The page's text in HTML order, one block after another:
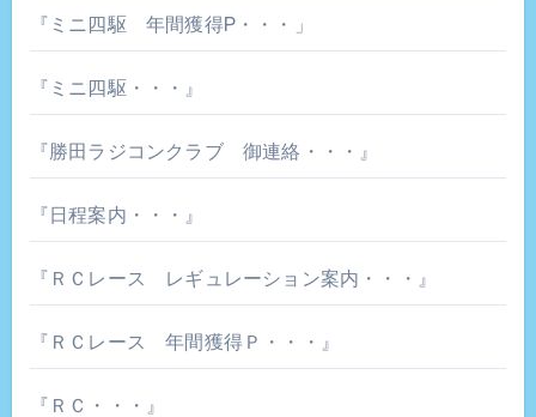
『ミニ四駆 年間獲得P・・・」
『ミニ四駆・・・』
『勝田ラジコンクラブ 御連絡・・・』
『日程案内・・・』
『ＲＣレース レギュレーション案内・・・』
『ＲＣレース 年間獲得Ｐ・・・』
『ＲＣ・・・』